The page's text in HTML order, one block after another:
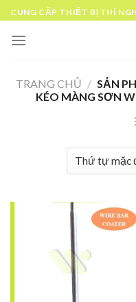
Skip
to
content
CUNG CẤP THIẾT BỊ THÍ
TRANG CHỦ / SẢN
KÉO MÀNG SƠN